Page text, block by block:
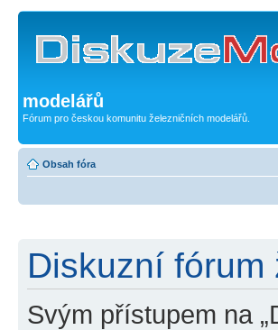
modelářů
Fórum pro českou komunitu železničních modelářů.
Obsah fóra
Diskuzní
Svým přístupem na